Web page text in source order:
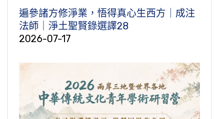
遍參諸方修淨業，悟得真心生西方｜成注
法師｜淨土聖賢錄選譯28
2026-07-17